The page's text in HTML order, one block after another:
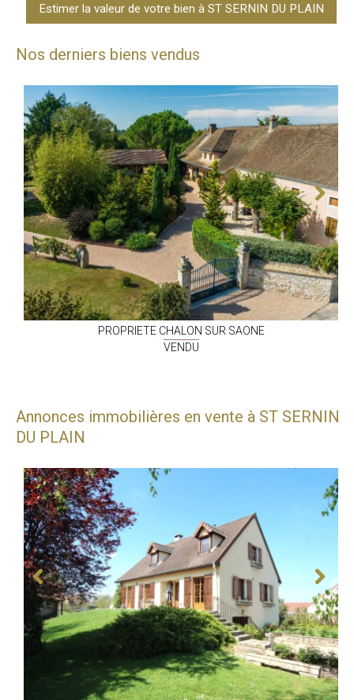
Estimer la valeur de votre bien à ST SERNIN DU PLAIN
Nos derniers biens vendus
PROPRIETE CHALON SUR SAONE
VENDU
Annonces immobilières en vente à ST SERNIN
DU PLAIN